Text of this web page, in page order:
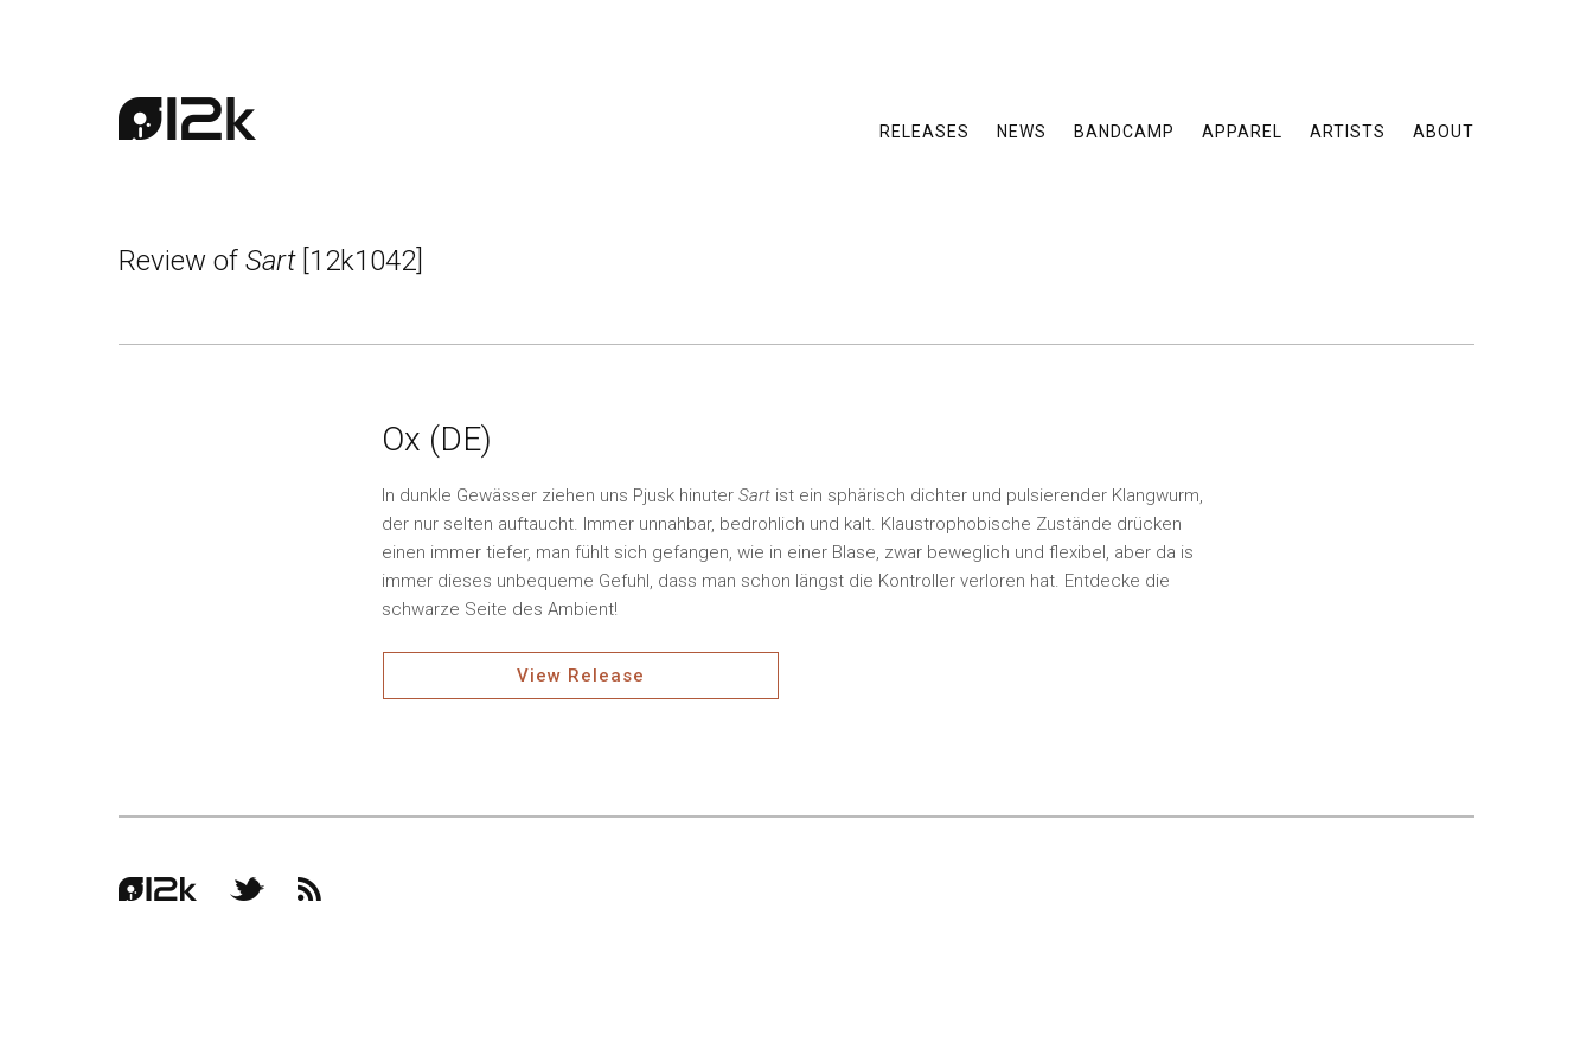
RELEASES NEWS BANDCAMP APPAREL ARTISTS ABOUT
Review of Sart[12k1042]
Ox (DE)
In dunkle Gewässer ziehen uns Pjusk hinuter Sart ist ein sphärisch dichter und pulsierender Klangwurm,
der nur selten auftaucht. Immer unnahbar, bedrohlich und kalt. Klaustrophobische Zustände drücken
einen immer tiefer, man fühlt sich gefangen, wie in einer Blase, zwar beweglich und flexibel, aber da is
immer dieses unbequeme Gefuhl, dass man schon längst die Kontroller verloren hat. Entdecke die
schwarze Seite des Ambient!
View Release